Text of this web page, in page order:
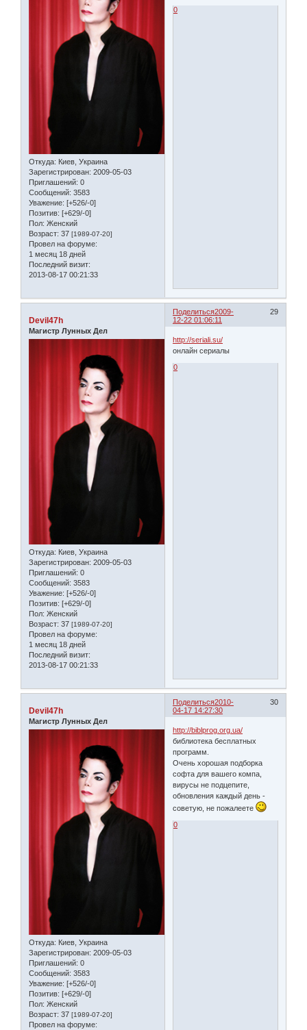
Откуда: Киев, Украина
Зарегистрирован: 2009-05-03
Приглашений: 0
Сообщений: 3583
Уважение: [+526/-0]
Позитив: [+629/-0]
Пол: Женский
Возраст: 37 [1989-07-20]
Провел на форуме:
1 месяц 18 дней
Последний визит:
2013-08-17 00:21:33
0
Поделиться 29
2009-
12-22 01:06:11
Devil47h
Магистр Лунных Дел
Откуда: Киев, Украина
Зарегистрирован: 2009-05-03
Приглашений: 0
Сообщений: 3583
Уважение: [+526/-0]
Позитив: [+629/-0]
Пол: Женский
Возраст: 37 [1989-07-20]
Провел на форуме:
1 месяц 18 дней
Последний визит:
2013-08-17 00:21:33
http://seriali.su/
онлайн сериалы
0
Поделиться 30
2010-
04-17 14:27:30
Devil47h
Магистр Лунных Дел
Откуда: Киев, Украина
Зарегистрирован: 2009-05-03
Приглашений: 0
Сообщений: 3583
Уважение: [+526/-0]
Позитив: [+629/-0]
Пол: Женский
Возраст: 37 [1989-07-20]
Провел на форуме:
http://biblprog.org.ua/
библиотека бесплатных
программ.
Очень хорошая подборка
софта для вашего компа,
вирусы не подцепите,
обновления каждый день -
советую, не пожалеете
0